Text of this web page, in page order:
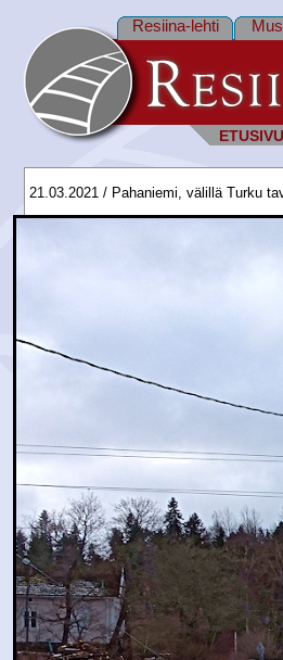
ETUSIVU
Resiina-lehti
21.03.2021 / Pahaniemi, välillä Turku